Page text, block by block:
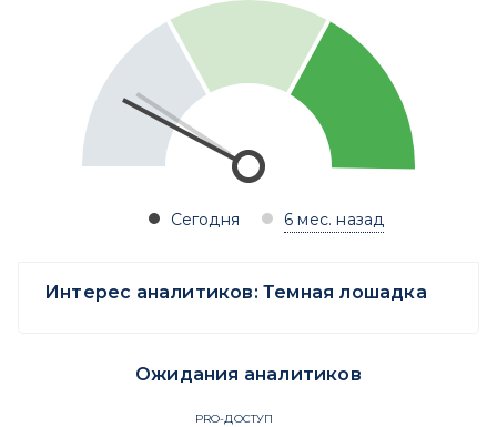
Сегодня 6 мес. назад
Интерес аналитиков: Темная лошадка
Ожидания аналитиков
PRO-ДОСТУП